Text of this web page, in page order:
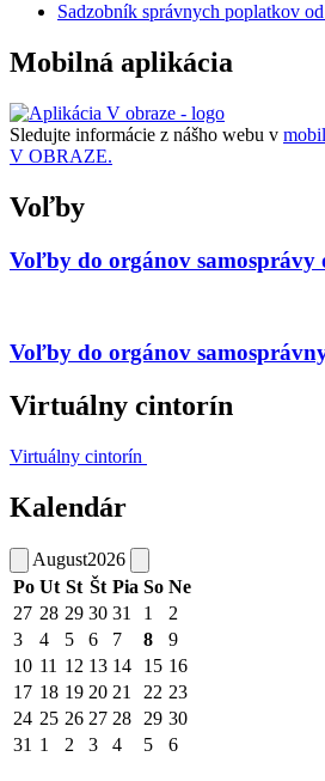
Sadzobník správnych poplatkov
Mobilná aplikácia
Sledujte informácie z nášho webu v
V OBRAZE.
Voľby
Voľby do orgánov samosprávy
Voľby do orgánov
Virtuálny cintorín
Virtuálny cintorín
Kalendár
August2026
Po Ut St Št Pia So Ne
27 28 29 30 31 1
2
3
4 5 6 7 8
9
10 11 12 13 14 15 16
17 18 19 20 21 22 23
24 25 26 27 28 29 30
31 1 2 3 4 5 6